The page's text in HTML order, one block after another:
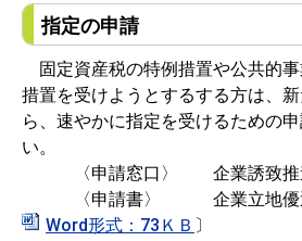
指定の申請
固定資産税の特例措置や公共的
措置を受けようとするする方は、
ら、速やかに指定を受けるための
い。
〈申請窓口〉 企業誘致推
〈申請書〉 企業立地優遇
Word形式：73ＫＢ 〕